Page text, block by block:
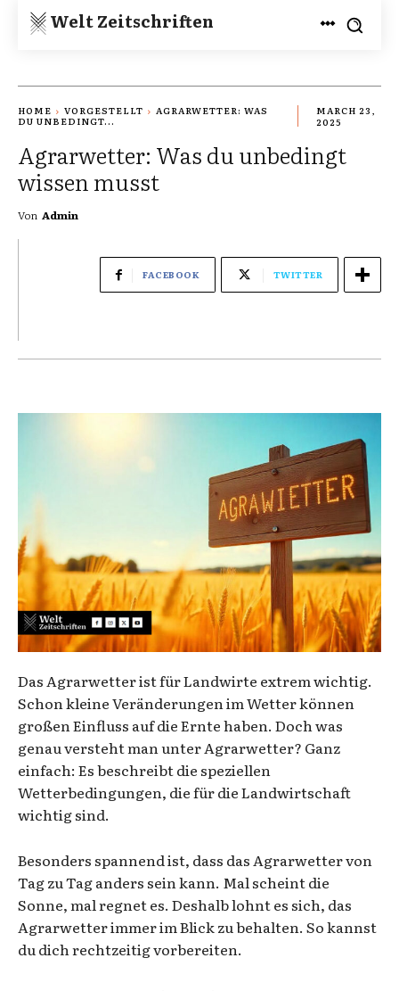
Welt Zeitschriften
HOME VORGESTELLT
AGRARWETTER: WAS
DU UNBEDINGT...
MARCH 23,
2025
Agrarwetter: Was du unbedingt
wissen musst
Von Admin
FACEBOOK TWITTER
Das Agrarwetter ist für Landwirte extrem wichtig.
Schon kleine Veränderungen im Wetter können
großen Einfluss auf die Ernte haben. Doch was
genau versteht man unter Agrarwetter? Ganz
einfach: Es beschreibt die speziellen
Wetterbedingungen, die für die Landwirtschaft
wichtig sind.
Besonders spannend ist, dass das Agrarwetter von
Tag zu Tag anders sein kann. Mal scheint die
Sonne, mal regnet es. Deshalb lohnt es sich, das
Agrarwetter immer im Blick zu behalten. So kannst
du dich rechtzeitig vorbereiten.